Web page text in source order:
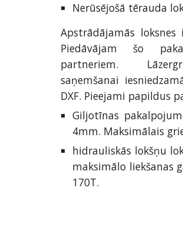
Nerūsējošā tērauda
Apstrādājamās
Piedāvājam šo
partneriem.
saņemšanai
DXF. Pieejami papildus
Giljotīnas
4mm. Maksimālais
hidrauliskās lokšņu
maksimālo liekšanas
170T.